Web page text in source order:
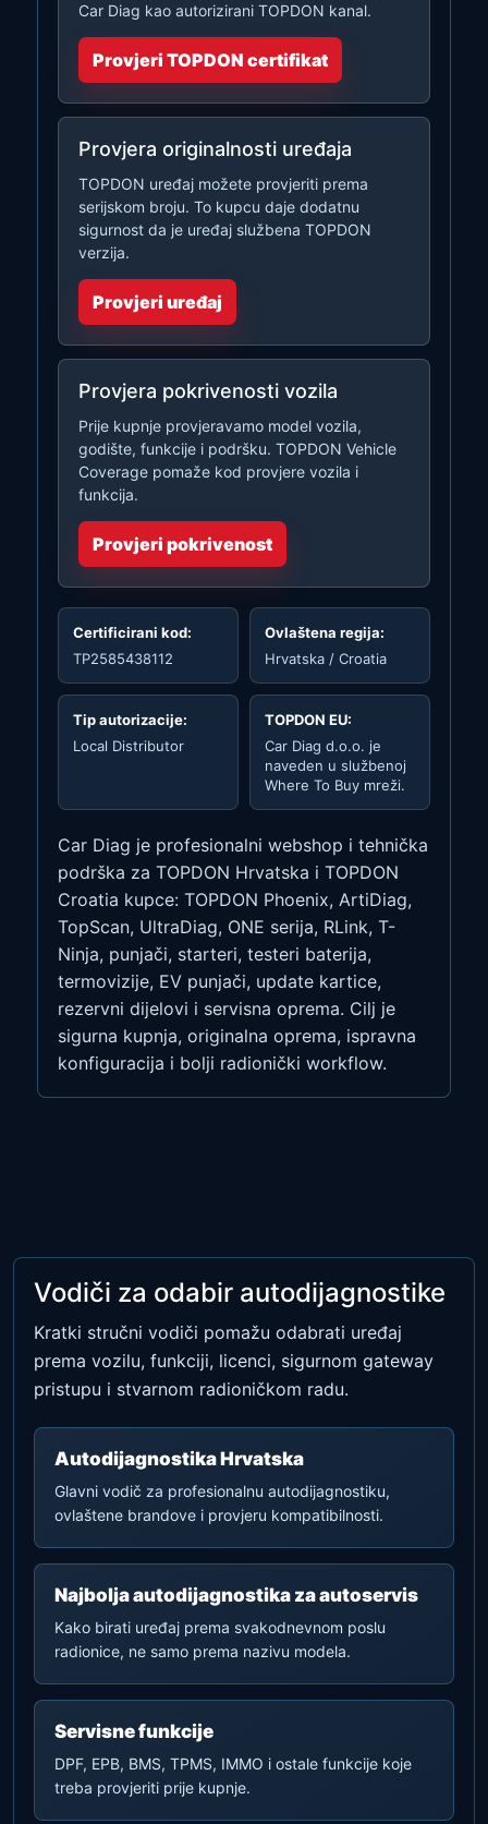
Car Diag kao autorizirani TOPDON kanal.
Provjeri TOPDON certifikat
Provjera originalnosti uređaja
TOPDON uređaj možete provjeriti prema
serijskom broju. To kupcu daje dodatnu
sigurnost da je uređaj službena TOPDON
verzija.
Provjeri uređaj
Provjera pokrivenosti vozila
Prije kupnje provjeravamo model vozila,
godište, funkcije i podršku. TOPDON Vehicle
Coverage pomaže kod provjere vozila i
funkcija.
Provjeri pokrivenost
Certificirani kod:
TP2585438112
Ovlaštena regija:
Hrvatska / Croatia
Tip autorizacije:
Local Distributor
TOPDON EU:
Car Diag d.o.o. je
naveden u službenoj
Where To Buy mreži.
Car Diag je profesionalni webshop i tehnička
podrška za TOPDON Hrvatska i TOPDON
Croatia kupce: TOPDON Phoenix, ArtiDiag,
TopScan, UltraDiag, ONE serija, RLink, T-
Ninja, punjači, starteri, testeri baterija,
termovizije, EV punjači, update kartice,
rezervni dijelovi i servisna oprema. Cilj je
sigurna kupnja, originalna oprema, ispravna
konfiguracija i bolji radionički workflow.
Vodiči za odabir autodijagnostike
Kratki stručni vodiči pomažu odabrati uređaj
prema vozilu, funkciji, licenci, sigurnom gateway
pristupu i stvarnom radioničkom radu.
Autodijagnostika Hrvatska
Glavni vodič za profesionalnu autodijagnostiku,
ovlaštene brandove i provjeru kompatibilnosti.
Najbolja autodijagnostika za autoservis
Kako birati uređaj prema svakodnevnom poslu
radionice, ne samo prema nazivu modela.
Servisne funkcije
DPF, EPB, BMS, TPMS, IMMO i ostale funkcije koje
treba provjeriti prije kupnje.